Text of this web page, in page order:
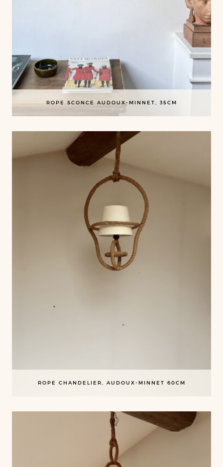
ROPE SCONCE AUDOUX-MINNET, 35CM
ROPE CHANDELIER, AUDOUX-MINNET 60CM